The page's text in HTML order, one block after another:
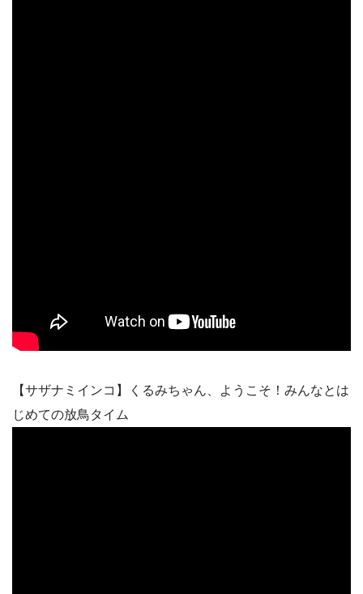
【サザナミインコ】くるみちゃん、ようこそ！みんなとは
じめての放鳥タイム